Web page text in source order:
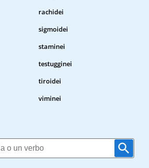
rachidei
sigmoidei
staminei
testugginei
tiroidei
viminei